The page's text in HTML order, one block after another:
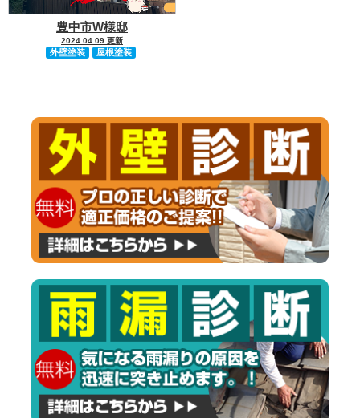
豊中市W様邸
2024.04.09 更新
外壁塗装 屋根塗装